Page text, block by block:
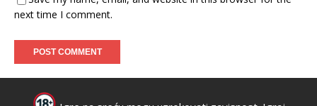
next time I comment.